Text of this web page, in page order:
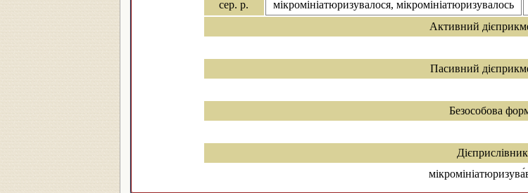
сер. р.
мікромініатюризува́лося, мікромініатюризува́лось
Активний
Пасивний
Безособова
Дієприслівник